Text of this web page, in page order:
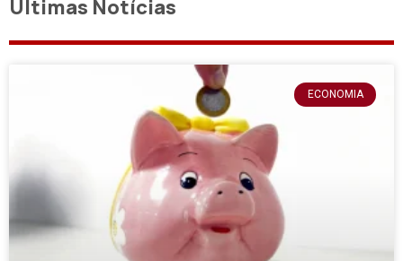
Últimas Notícias
ECONOMIA